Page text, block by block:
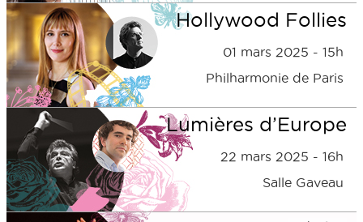
Hollywood Follies
01 mars 2025 - 15h
Philharmonie de Paris
Lumières d’Europe
22 mars 2025 - 16h
Salle Gaveau